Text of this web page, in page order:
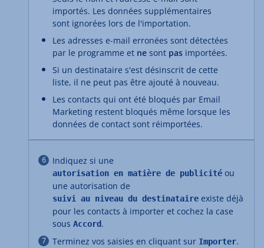
importés. Les données supplémentaires
sont ignorées lors de l'importation.
Les adresses e-mail erronées sont détectées
par le programme et ne sont pas importées.
Si un destinataire s'est désinscrit de cette
liste, il ne peut pas être ajouté à nouveau.
Les contacts qui ont été bloqués par Email
Marketing restent bloqués même lorsque les
données de contact sont réimportées.
Indiquez si une
autorisation en matière de publicité ou
une autorisation de
suivi au niveau du destinataire existe déjà
pour les contacts à importer et cochez la case
sous Accord.
Terminez vos saisies en cliquant sur Importer.